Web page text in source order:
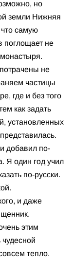
но
земли Нижняя
самую
поглощает не
не
частицы
где и без того
как задать
установленных
добавил по-
Я один год учил
по-русски.
и даже
этим
тепло.